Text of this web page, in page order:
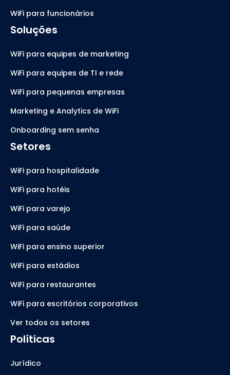
WiFi para funcionários
Soluções
WiFi para equipes de marketing
WiFi para equipes de TI e rede
WiFi para pequenas empresas
Marketing e Analytics de WiFi
Onboarding sem senha
Setores
WiFi para hospitalidade
WiFi para hotéis
WiFi para varejo
WiFi para saúde
WiFi para ensino superior
WiFi para estádios
WiFi para restaurantes
WiFi para escritórios corporativos
Ver todos os setores
Políticas
Jurídico